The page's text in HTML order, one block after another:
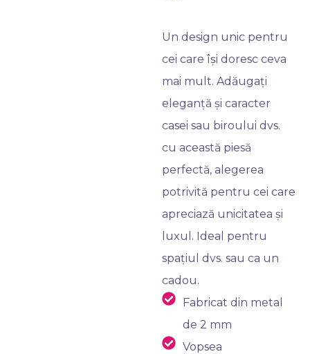
Un design unic pentru
cei care își doresc ceva
mai mult. Adăugați
eleganță și caracter
casei sau biroului dvs.
cu această piesă
perfectă, alegerea
potrivită pentru cei care
apreciază unicitatea și
luxul. Ideal pentru
spațiul dvs. sau ca un
cadou.
Fabricat din metal
de 2 mm
Vopsea